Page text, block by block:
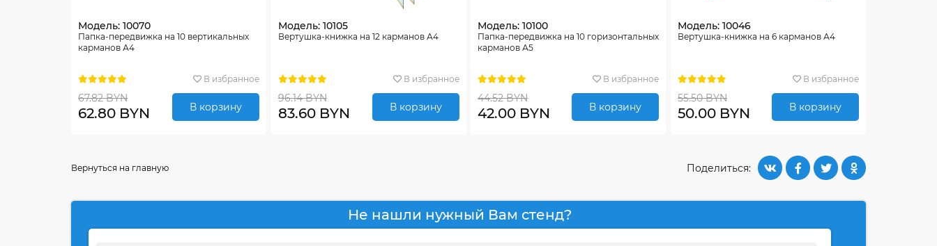
Модель: 10070
Папка-передвижка на 10 вертикальных
карманов А4
В избранное
67.82 BYN
62.80 BYN В корзину
Модель: 10105
Вертушка-книжка на 12 карманов А4
В избранное
96.14 BYN
83.60 BYN В корзину
Модель: 10100
Папка-передвижка на 10 горизонтальных
карманов А5
В избранное
44.52 BYN
42.00 BYN В корзину
Модель: 10046
Вертушка-книжка на 6 карманов А4
В избранное
55.50 BYN
50.00 BYN В корзину
Поделиться:
Вернуться на главную
Не нашли нужный Вам стенд?